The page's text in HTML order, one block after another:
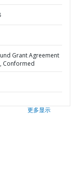
Grant Agreement
Conformed
更多显示